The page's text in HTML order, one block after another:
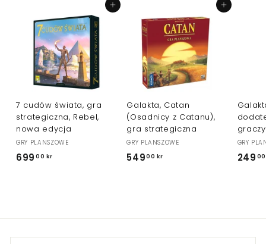
r
Dodaj do koszyka
7 cudów świata, gra
strategiczna, Rebel,
nowa edycja
GRY PLANSZOWE
699 00 kr
Dodaj do koszyka
Galakta, Catan
(Osadnicy z Catanu),
gra strategiczna
GRY PLANSZOWE
54900 kr
graczy
GRY
249